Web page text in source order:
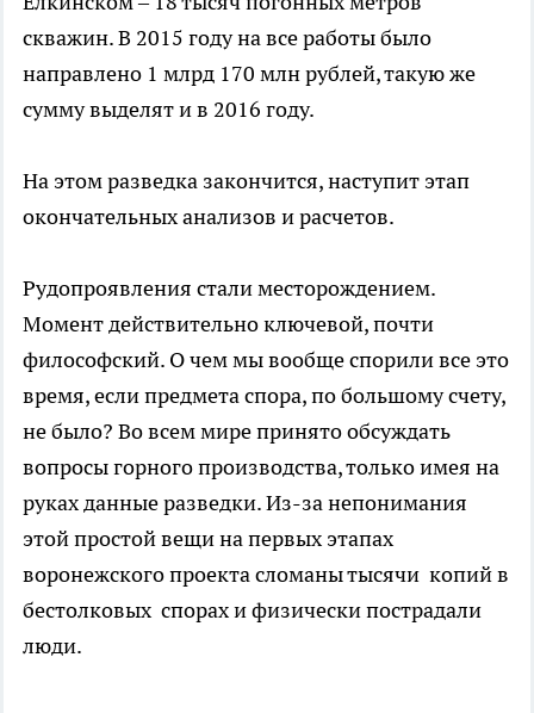
скважин. В 2015 году на все работы было
направлено 1 млрд 170 млн рублей, такую же
сумму выделят и в 2016 году.
На этом разведка закончится, наступит этап
окончательных анализов и расчетов.
Рудопроявления стали месторождением.
Момент действительно ключевой, почти
философский. О чем мы вообще спорили все это
время, если предмета спора, по большому счету,
не было? Во всем мире принято обсуждать
вопросы горного производства, только имея на
руках данные разведки. Из-за непонимания
этой простой вещи на первых этапах
воронежского проекта сломаны тысячи копий в
бестолковых спорах и физически пострадали
люди.